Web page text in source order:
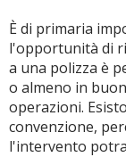
È di primaria
l'opportunità di
a una polizza è
o almeno in
operazioni.
convenzione,
l'intervento